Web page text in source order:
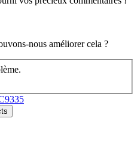
nous améliorer cela ?